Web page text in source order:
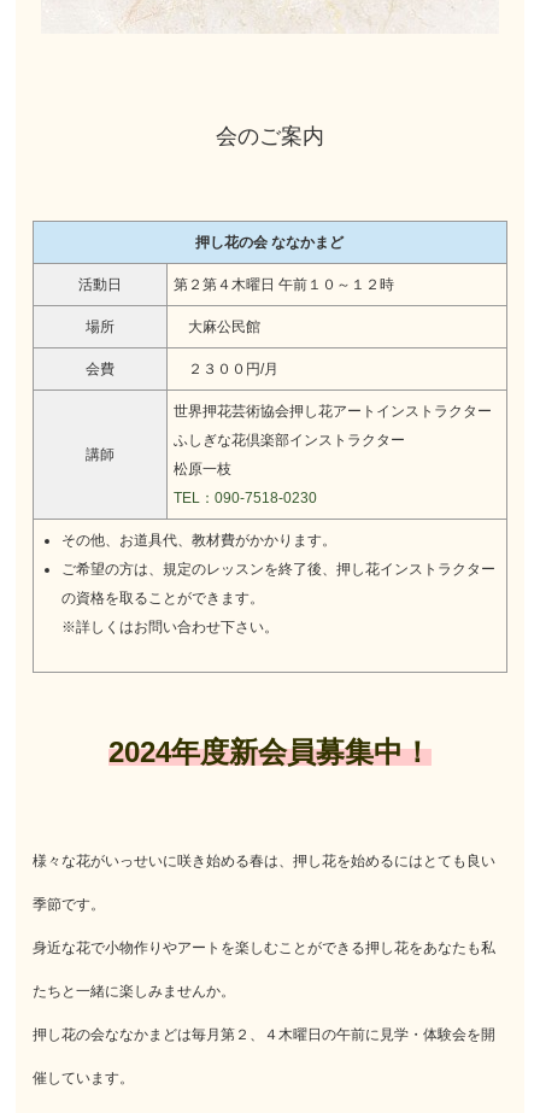
会のご案内
押し花の会 ななかまど
活動日 第２第４木曜日 午前１０～１２時
場所 大麻公民館
会費 ２３００円/月
講師
世界押花芸術協会押し花アートインストラクター
ふしぎな花倶楽部インストラクター
松原一枝
TEL：090-7518-0230
その他、お道具代、教材費がかかります。
ご希望の方は、規定のレッスンを終了後、押し花インストラクター
の資格を取ることができます。
※詳しくはお問い合わせ下さい。
2024年度新会員募集中！
様々な花がいっせいに咲き始める春は、押し花を始めるにはとても良い
季節です。
身近な花で小物作りやアートを楽しむことができる押し花をあなたも私
たちと一緒に楽しみませんか。
押し花の会ななかまどは毎月第２、４木曜日の午前に見学・体験会を開
催しています。